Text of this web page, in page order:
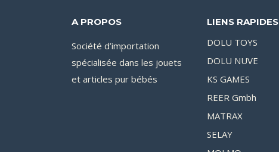
A PROPOS
Société d’importation
spécialisée dans les jouets
et articles pur bébés
LIENS RAPIDES
DOLU TOYS
DOLU NUVE
KS GAMES
REER Gmbh
MATRAX
SELAY